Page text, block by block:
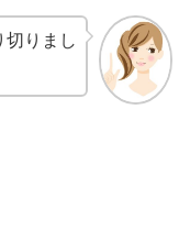
切りまし